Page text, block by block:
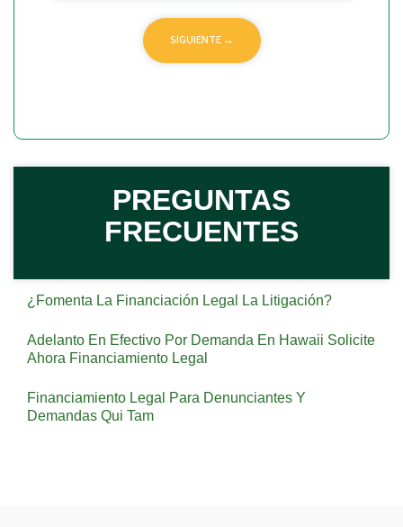
PREGUNTAS
FRECUENTES
¿Fomenta La Financiación Legal La Litigación?
Adelanto En Efectivo Por Demanda En Hawaii Solicite
Ahora Financiamiento Legal
Financiamiento Legal Para Denunciantes Y
Demandas Qui Tam